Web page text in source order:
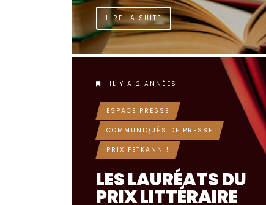
LIRE LA SUITE
IL Y A 2 ANNÉES
ESPACE PRESSE
COMMUNIQUÉS DE PRESSE
PRIX FETKANN !
LES LAURÉATS DU
PRIX LITTÉRAIRE